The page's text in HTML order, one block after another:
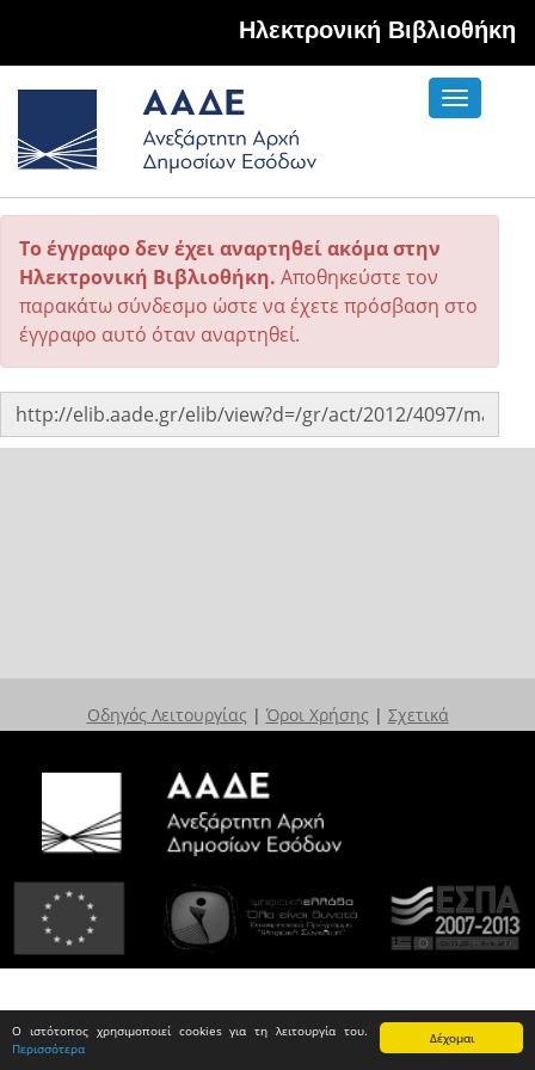
Δέχομαι
Ο ιστότοπος χρησιμοποιεί cookies για τη λειτουργία του.
Περισσότερα
Hλεκτρονική Βιβλιοθήκη
Toggle
Το έγγραφο δεν έχει αναρτηθεί ακόμα στην
Ηλεκτρονική Βιβλιοθήκη. Αποθηκεύστε τον
παρακάτω σύνδεσμο ώστε να έχετε πρόσβαση στο
έγγραφο αυτό όταν αναρτηθεί.
Οδηγός Λειτουργίας | Όροι Χρήσης | Σχετικά